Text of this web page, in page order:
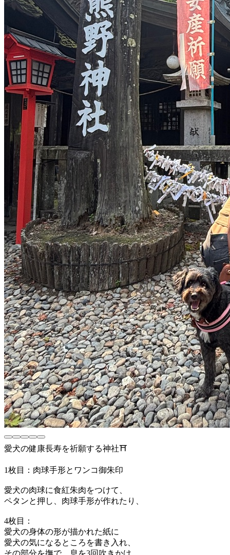
愛犬の健康長寿を祈願する神社⛩
1枚目：肉球手形とワンコ御朱印
愛犬の肉球に食紅朱肉をつけて、
ペタンと押し、肉球手形が作れたり、
4枚目：
愛犬の身体の形が描かれた紙に
愛犬の気になるところを書き入れ、